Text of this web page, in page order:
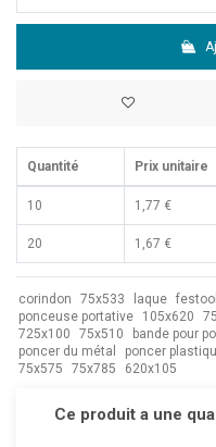
Quantité Prix unitaire
10 1,77 €
20 1,67 €
corindon 75x533 laque festool
ponceuse portative
105x620
725x100
75x510 bande pour
poncer du métal
poncer
75x575
75x785 620x105
Ce produit a une